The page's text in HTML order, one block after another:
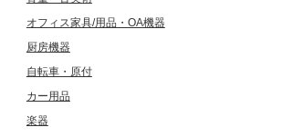
オフィス家具/用品・OA機器
厨房機器
自転車・原付
カー用品
楽器